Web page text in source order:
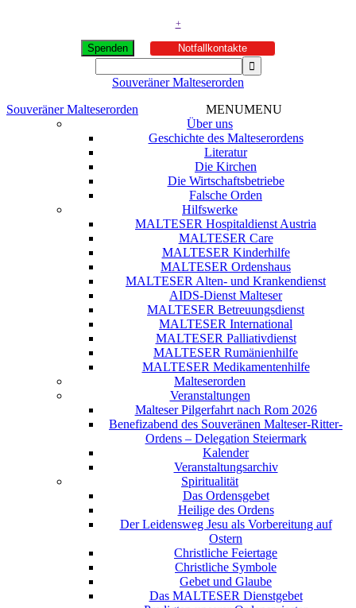
+
Spenden Notfallkontakte
Souveräner Malteserorden
Souveräner Malteserorden
MENUMENU
Über uns
Geschichte des Malteserordens
Literatur
Die Kirchen
Die Wirtschaftsbetriebe
Falsche Orden
Hilfswerke
MALTESER Hospitaldienst Austria
MALTESER Care
MALTESER Kinderhilfe
MALTESER Ordenshaus
MALTESER Alten- und Krankendienst
AIDS-Dienst Malteser
MALTESER Betreuungsdienst
MALTESER International
MALTESER Palliativdienst
MALTESER Rumänienhilfe
MALTESER Medikamentenhilfe
Malteserorden
Veranstaltungen
Malteser Pilgerfahrt nach Rom 2026
Benefizabend des Souveränen Malteser-Ritter-
Ordens – Delegation Steiermark
Kalender
Veranstaltungsarchiv
Spiritualität
Das Ordensgebet
Heilige des Ordens
Der Leidensweg Jesu als Vorbereitung auf
Ostern
Christliche Feiertage
Christliche Symbole
Gebet und Glaube
Das MALTESER Dienstgebet